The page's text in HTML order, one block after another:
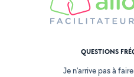
QUESTIONS
Je n'arrive pas à